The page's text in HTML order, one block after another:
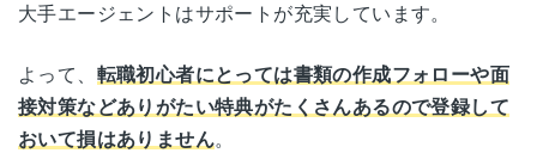
大手エージェントはサポートが充実しています。
よって、 転職初心者にとっては書類の作成フォローや面
接対策などありがたい特典がたくさんあるので登録して
おいて損はありません。